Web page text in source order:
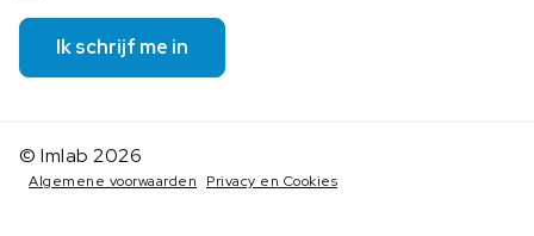
Ik schrijf me in
© Imlab 2026
Algemene voorwaarden Privacy en Cookies